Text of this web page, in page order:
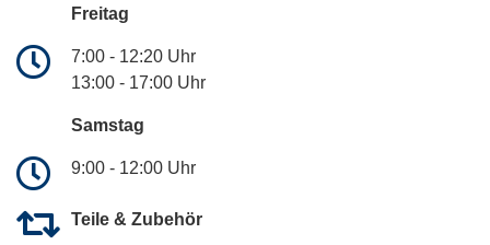
Freitag
7:00 - 12:20 Uhr
13:00 - 17:00 Uhr
Samstag
9:00 - 12:00 Uhr
Teile & Zubehör